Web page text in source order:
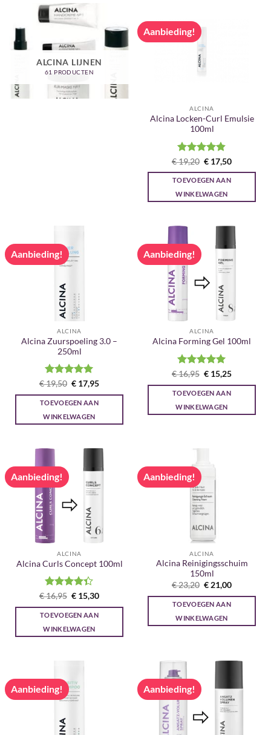
ALCINA LIJNEN
61 PRODUCTEN
Aanbieding!
ALCINA
Alcina Locken-Curl Emulsie
100ml
Gewaardeerd
4.83uit 5
€19,20 Oorspronkelijke
prijs
was:
€ 19,20.
€ 17,50Huidige
is:
TOEVOEGEN AAN
WINKELWAGEN
Aanbieding!
ALCINA
Alcina Zuurspoeling 3.0 –
250ml
Gewaardeerd
5uit 5
€19,50 Oorspronkelijke
prijs
was:
€ 19,50.
€ 17,95Huidige
is:
TOEVOEGEN AAN
WINKELWAGEN
Aanbieding!
ALCINA
Alcina Forming Gel 100ml
Gewaardeerd
5uit 5
€16,95 Oorspronkelijke
prijs
was:
€ 16,95.
€ 15,25Huidige
is:
TOEVOEGEN AAN
WINKELWAGEN
Aanbieding!
ALCINA
Alcina Curls Concept 100ml
Gewaardeerd
4.33uit 5
€16,95 Oorspronkelijke
prijs
was:
€ 16,95.
€ 15,30Huidige
is:
TOEVOEGEN AAN
WINKELWAGEN
Aanbieding!
ALCINA
Alcina Reinigingsschuim
150ml
€23,20 Oorspronkelijke
prijs
was:
€ 23,20.
€ 21,00Huidige
is:
TOEVOEGEN AAN
WINKELWAGEN
Aanbieding! Aanbieding!